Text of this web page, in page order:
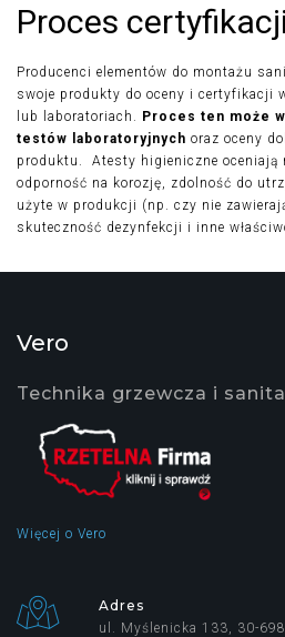
Proces certyfikacji
Producenci elementów do montażu
swoje produkty do oceny i certyfikacji
lub laboratoriach. Proces ten może
testów laboratoryjnych oraz oceny
produktu. Atesty higieniczne oceniają
odporność na korozję, zdolność do
użyte w produkcji (np. czy nie
skuteczność dezynfekcji i inne
Vero
Technika grzewcza i
Więcej o Vero
Adres
ul. Myślenicka 133, 30-